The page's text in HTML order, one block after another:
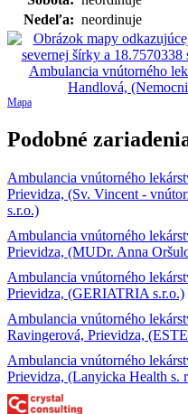
Nedeľa: neordinuje
Mapa
Podobné
Ambulancia vnútorného
Prievidza, (Sv. Vincent -
s.r.o.)
Ambulancia vnútorného
Prievidza, (MUDr. Anna
Ambulancia vnútorného
Prievidza, (GERIATRIA s.r.o.)
Ambulancia vnútorného
Ravingerová, Prievidza,
Ambulancia vnútorného
Prievidza, (Lanyicka Health s.